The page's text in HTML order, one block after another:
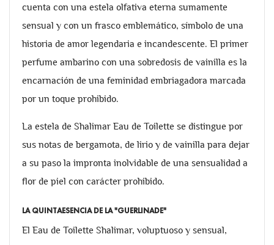
cuenta con una estela olfativa eterna sumamente
sensual y con un frasco emblemático, símbolo de una
historia de amor legendaria e incandescente. El primer
perfume ambarino con una sobredosis de vainilla es la
encarnación de una feminidad embriagadora marcada
por un toque prohibido.
La estela de Shalimar Eau de Toilette se distingue por
sus notas de bergamota, de lirio y de vainilla para dejar
a su paso la impronta inolvidable de una sensualidad a
flor de piel con carácter prohibido.
LA QUINTAESENCIA DE LA "GUERLINADE"
El Eau de Toilette Shalimar, voluptuoso y sensual,